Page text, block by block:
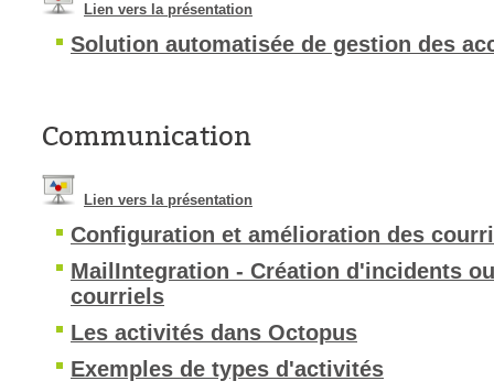
Lien vers la présentation
Solution automatisée de gestion des
Communication
Lien vers la présentation
Configuration et amélioration des
MailIntegration - Création d'incidents
courriels
Les activités dans Octopus
Exemples de types d'activités